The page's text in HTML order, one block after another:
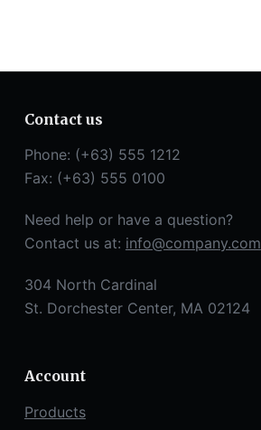
Contact us
Phone: (+63) 555 1212
Fax: (+63) 555 0100
Need help or have a question?
Contact us at: info@company.com
304 North Cardinal
St. Dorchester Center, MA 02124
Account
Products